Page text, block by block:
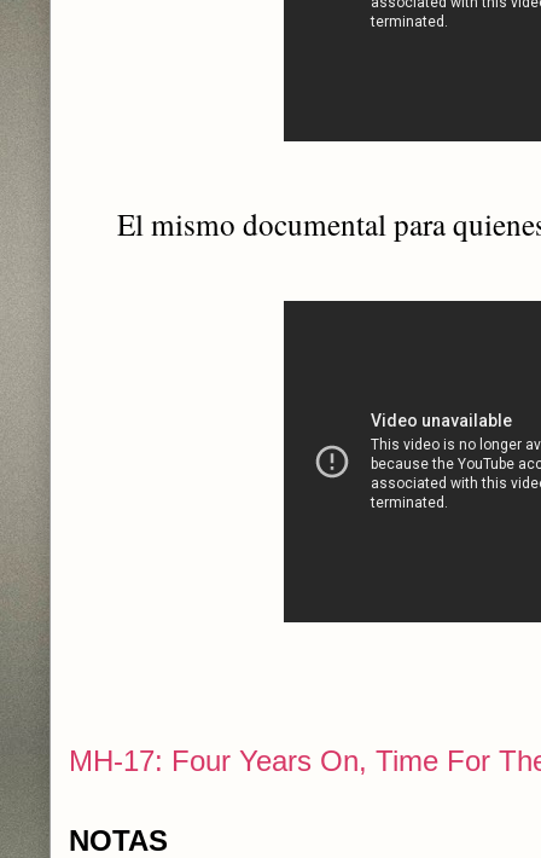
El mismo documental para
MH-17: Four Years On, Time For
NOTAS